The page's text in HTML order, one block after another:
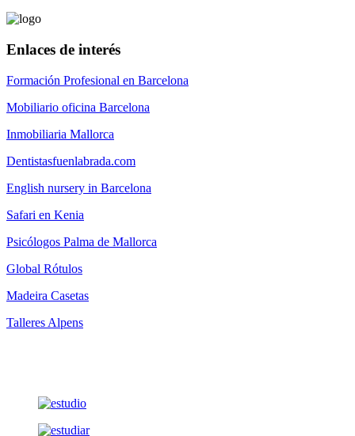
Enlaces de interés
Formación Profesional en Barcelona
Mobiliario oficina Barcelona
Inmobiliaria Mallorca
Dentistasfuenlabrada.com
English nursery in Barcelona
Safari en Kenia
Psicólogos Palma de Mallorca
Global Rótulos
Madeira Casetas
Talleres Alpens